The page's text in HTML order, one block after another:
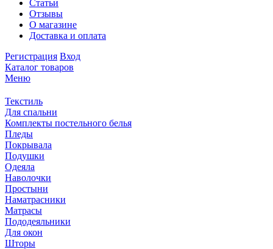
Статьи
Отзывы
О магазине
Доставка и оплата
Регистрация Вход
Каталог товаров
Меню
Текстиль
Для спальни
Комплекты постельного белья
Пледы
Покрывала
Подушки
Одеяла
Наволочки
Простыни
Наматрасники
Матрасы
Пододеяльники
Для окон
Шторы